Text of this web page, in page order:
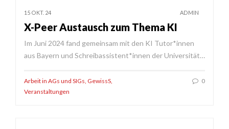
15 OKT. 24 ADMIN
X-Peer Austausch zum Thema KI
Im Juni 2024 fand gemeinsam mit den KI Tutor*innen
aus Bayern und Schreibassistent*innen der Universität…
Arbeit in AGs und SIGs GewissS
Veranstaltungen
0